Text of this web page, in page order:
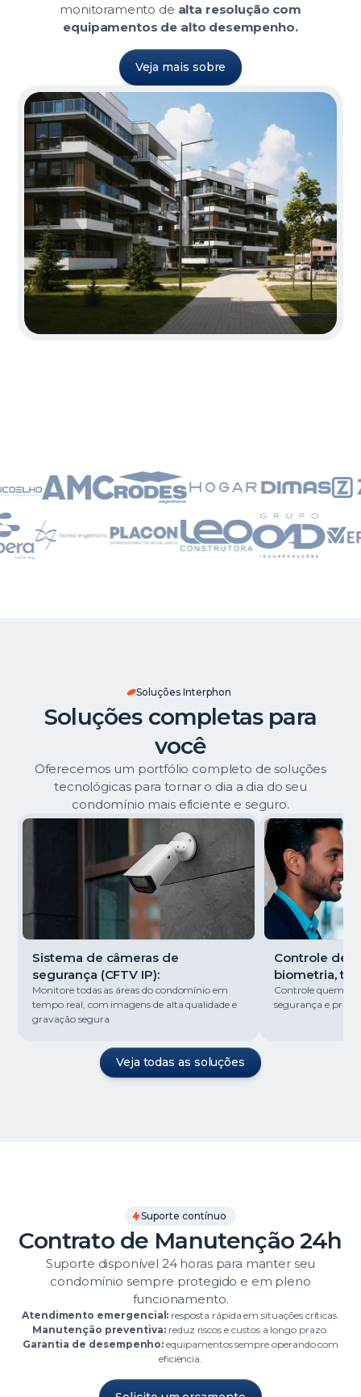
monitoramento de alta resolução com
equipamentos de alto desempenho.
Veja mais sobre
Soluções Interphon
Soluções completas para
você
Oferecemos um portfólio completo de soluções
tecnológicas para tornar o dia a dia do seu
condomínio mais eficiente e seguro.
Sistema de câmeras de
segurança (CFTV IP):
Monitore todas as áreas do condomínio em
tempo real, com imagens de alta qualidade e
gravação segura.
Controle de
biometria,
Controle quem
segurança e
Veja todas as soluções
Suporte contínuo
Contrato de Manutenção 24h
Suporte disponível 24 horas para manter seu
condomínio sempre protegido e em pleno
funcionamento.
Atendimento emergencial: resposta rápida em situações críticas.
Manutenção preventiva:reduz riscos e custos a longo prazo.
Garantia de desempenho: equipamentos sempre operando com
eficiência.